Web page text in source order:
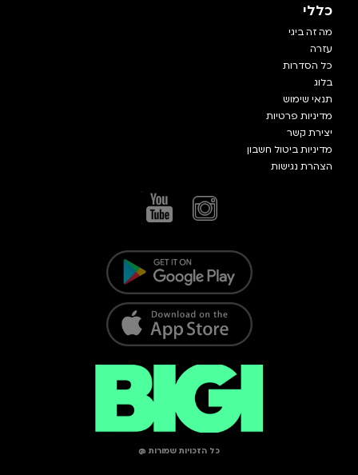
כללי
מה זה ביגי
עזרה
כל הסדרות
בלוג
תנאי שימוש
מדיניות פרטיות
יצירת קשר
מדיניות ביטול חשבון
הצהרת נגישות
כל הזכויות שמורות @